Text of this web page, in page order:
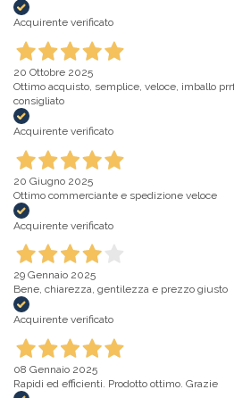
Acquirente verificato
20 Ottobre 2025
Ottimo acquisto, semplice, veloce, imballo
consigliato
Acquirente verificato
20 Giugno 2025
Ottimo commerciante e spedizione veloce
Acquirente verificato
29 Gennaio 2025
Bene, chiarezza, gentilezza e prezzo giusto
Acquirente verificato
08 Gennaio 2025
Rapidi ed efficienti. Prodotto ottimo. Grazie